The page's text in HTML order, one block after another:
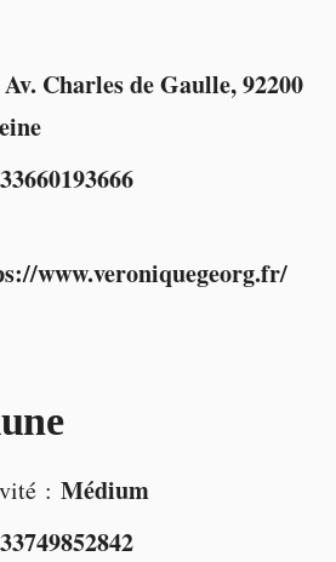
Av. Charles de Gaulle, 92200
www.veroniquegeorg.fr/
: Médium